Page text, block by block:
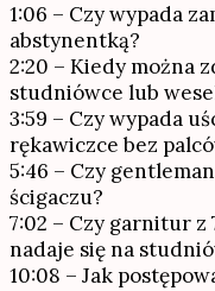
1:06 – Czy wypada
abstynentką?
2:20 – Kiedy można
studniówce lub
3:59 – Czy wypada
rękawiczce bez
5:46 – Czy
ścigaczu?
7:02 – Czy garnitur
nadaje się na
10:08 – Jak